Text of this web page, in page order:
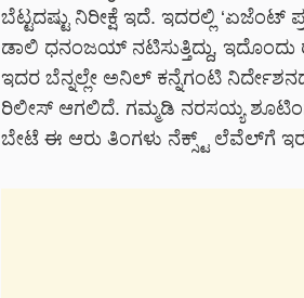
ಬೆಟ್ಟದಷ್ಟು ನಿರೀಕ್ಷೆ ಇದೆ. ಇದರಲ್ಲಿ ‘ಏಜೆಂಟ್
ಡಾಲಿ ಧನಂಜಯ್ ನಟಿಸುತ್ತಿದ್ದು, ಇದೊಂದು
ಇದರ ಬೆನ್ನಲ್ಲೇ ಅನಿಲ್ ಕನ್ನೆಗಂಟಿ
ರಿಲೀಸ್ ಆಗಲಿದೆ. ಗಮ್ಮಡಿ ನರಸಯ್ಯ ಶೂಟಿಂಗ್
ಬೇಟೆ ಈ ಆರು ತಿಂಗಳು ನೆಕ್ಸ್ಟ್ ಲೆವೆಲ್‌ಗೆ